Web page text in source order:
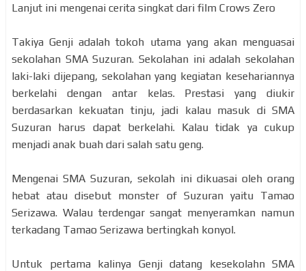
Lanjut ini mengenai cerita singkat dari film Crows Zero
Takiya Genji adalah tokoh utama yang akan menguasai
sekolahan SMA Suzuran. Sekolahan ini adalah sekolahan
laki-laki dijepang, sekolahan yang kegiatan kesehariannya
berkelahi dengan antar kelas. Prestasi yang diukir
berdasarkan kekuatan tinju, jadi kalau masuk di SMA
Suzuran harus dapat berkelahi. Kalau tidak ya cukup
menjadi anak buah dari salah satu geng.
Mengenai SMA Suzuran, sekolah ini dikuasai oleh orang
hebat atau disebut monster of Suzuran yaitu Tamao
Serizawa. Walau terdengar sangat menyeramkan namun
terkadang Tamao Serizawa bertingkah konyol.
Untuk pertama kalinya Genji datang kesekolahn SMA